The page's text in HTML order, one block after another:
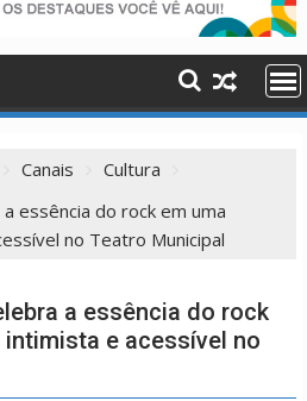
Canais
Cultura
essência do rock em uma
no Teatro Municipal
a essência do rock
intimista e acessível no